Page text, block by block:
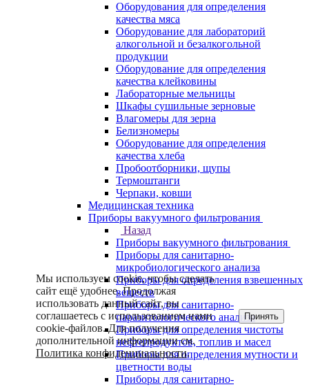
Оборудования для определения
качества мяса
Оборудование для лабораторий
алкогольной и безалкогольной
продукции
Оборудование для определения
качества клейковины
Лабораторные мельницы
Шкафы сушильные зерновые
Влагомеры для зерна
Белизномеры
Оборудование для определения
качества хлеба
Пробоотборники, щупы
Термоштанги
Черпаки, ковши
Медицинская техника
Приборы вакуумного фильтрования
Назад
Приборы вакуумного фильтрования
Приборы для санитарно-
микробиологического анализа
Приборы для определения взвешенных
веществ
Приборы для санитарно-
паразитологического анализа
Приборы для определения чистоты
нефтепродуктов, топлив и масел
Приборы для определения мутности и
цветности воды
Приборы для санитарно-
Мы используем cookie, чтобы сделать
сайт ещё удобнее. Продолжая
использовать данный сайт, вы
соглашаетесь с использованием нами
cookie-файлов. Для получения
дополнительной информации см.
Политика конфиденциальности.
Принять